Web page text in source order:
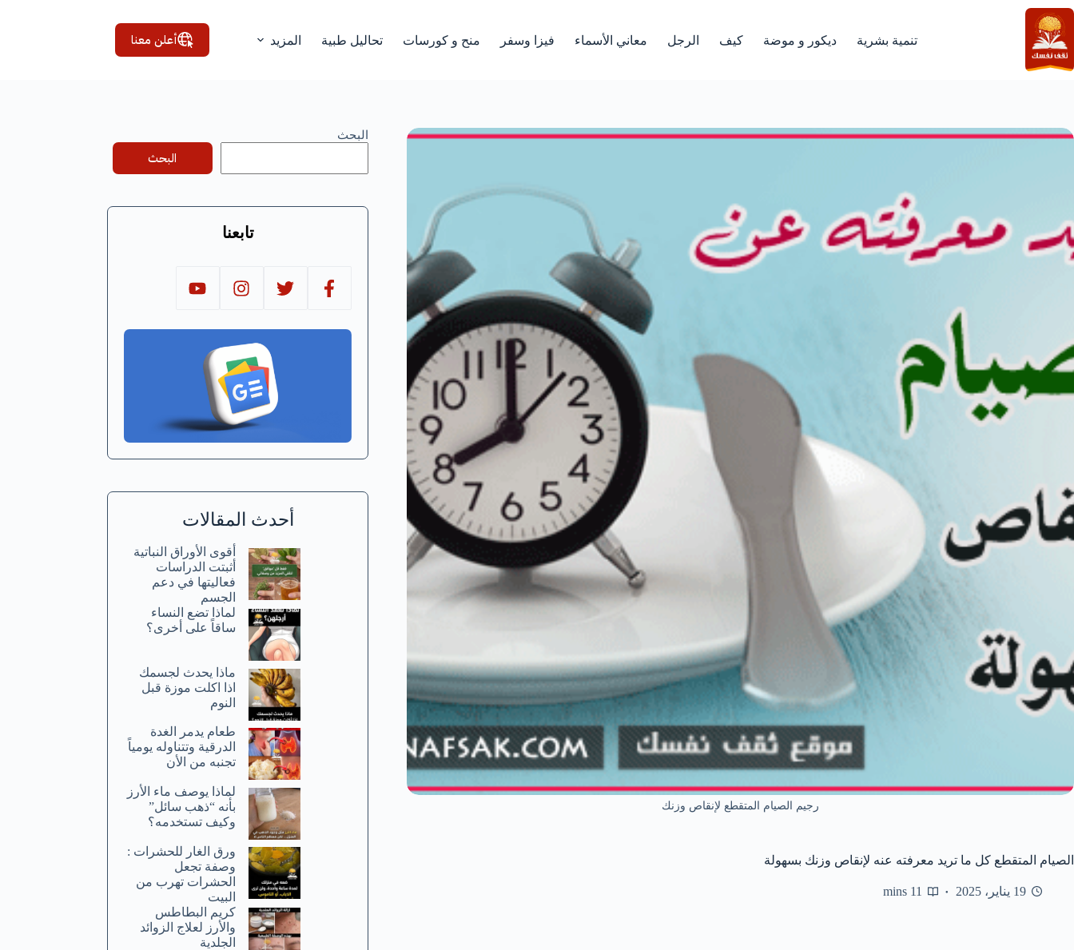
التجاوز
إلى
المحتوى
تنمية بشرية ديكور و موضة كيف الرجل معاني الأسماء فيزا وسفر منح و كورسات تحاليل طبية المزيد أعلن معنا
رجيم الصيام المتقطع لإنقاص وزنك
الصيام المتقطع كل ما تريد معرفته عنه لإنقاص وزنك بسهولة
19 يناير، 2025 11 mins
البحث
البحث
تابعنا
أحدث المقالات
أقوى الأوراق النباتية
أثبتت الدراسات
فعاليتها في دعم
الجسم
لماذا تضع النساء
ساقاً على أخرى؟
ماذا يحدث لجسمك
اذا اكلت موزة قبل
النوم
طعام يدمر الغدة
الدرقية وتتناوله يومياً
تجنبه من الأن
لماذا يوصف ماء الأرز
بأنه “ذهب سائل”
وكيف تستخدمه؟
ورق الغار للحشرات :
وصفة تجعل
الحشرات تهرب من
البيت
كريم البطاطس
والأرز لعلاج الزوائد
الجلدية